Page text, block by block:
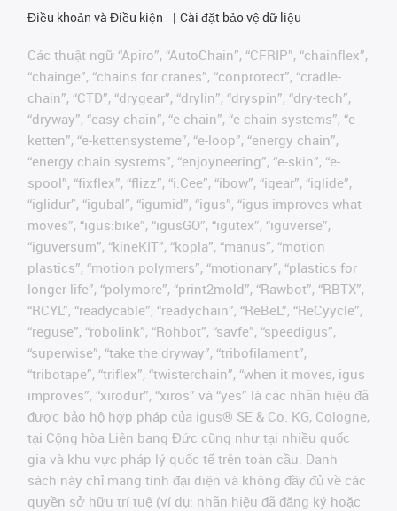
Điều khoản và Điều kiện
Cài đặt bảo vệ dữ liệu
Các thuật ngữ “Apiro”, “AutoChain”, “CFRIP”, “chainflex”,
“chainge”, “chains for cranes”, “conprotect”, “cradle-
chain”, “CTD”, “drygear”, “drylin”, “dryspin”, “dry-tech”,
“dryway”, “easy chain”, “e-chain”, “e-chain systems”, “e-
ketten”, “e-kettensysteme”, “e-loop”, “energy chain”,
“energy chain systems”, “enjoyneering”, “e-skin”, “e-
spool”, “fixflex”, “flizz”, “i.Cee”, “ibow”, “igear”, “iglide”,
“iglidur”, “igubal”, “igumid”, “igus”, “igus improves what
moves”, “igus:bike”, “igusGO”, “igutex”, “iguverse”,
“iguversum”, “kineKIT”, “kopla”, “manus”, “motion
plastics”, “motion polymers”, “motionary”, “plastics for
longer life”, “polymore”, “print2mold”, “Rawbot”, “RBTX”,
“RCYL”, “readycable”, “readychain”, “ReBeL”, “ReCyycle”,
“reguse”, “robolink”, “Rohbot”, “savfe”, “speedigus”,
“superwise”, “take the dryway”, “tribofilament”,
“tribotape”, “triflex”, “twisterchain”, “when it moves, igus
improves”, “xirodur”, “xiros” và “yes” là các nhãn hiệu đã
được bảo hộ hợp pháp của igus® SE & Co. KG, Cologne,
tại Cộng hòa Liên bang Đức cũng như tại nhiều quốc
gia và khu vực pháp lý quốc tế trên toàn cầu. Danh
sách này chỉ mang tính đại diện và không đầy đủ về các
quyền sở hữu trí tuệ (ví dụ: nhãn hiệu đã đăng ký hoặc